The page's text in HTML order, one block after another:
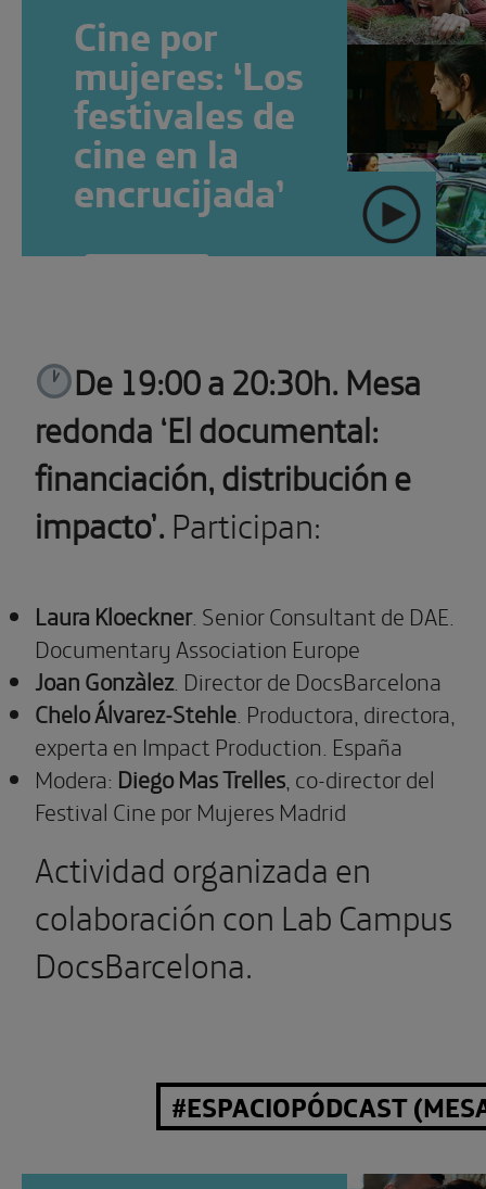
Cine por
mujeres: ‘Los
festivales de
cine en la
encrucijada’
De 19:00 a 20:30h. Mesa
redonda ‘El documental:
financiación, distribución e
impacto’. Participan:
Laura Kloeckner. Senior Consultant de DAE.
Documentary Association Europe
Joan Gonzàlez. Director de DocsBarcelona
Chelo Álvarez-Stehle . Productora, directora,
experta en Impact Production. España
Modera: Diego Mas Trelles , co-director del
Festival Cine por Mujeres Madrid
Actividad organizada en
colaboración con Lab Campus
DocsBarcelona.
#ESPACIOPÓDCAST